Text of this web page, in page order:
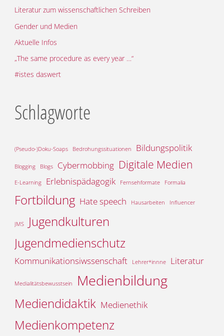
Literatur zum wissenschaftlichen Schreiben
Gender und Medien
Aktuelle Infos
„The same procedure as every year …“
#istes daswert
Schlagworte
(Pseudo-)Doku-Soaps Bedrohungssituationen Bildungspolitik
Blogging Blogs Cybermobbing Digitale Medien
E-Learning Erlebnispädagogik Fernsehformate Formalia
Fortbildung Hate speech Hausarbeiten Influencer
JMS
Jugendkulturen
Jugendmedienschutz
Kommunikationsiwssenschaft Lehrer*innne Literatur
Medialitätsbewusstsein Medienbildung
Mediendidaktik Medienethik
Medienkompetenz